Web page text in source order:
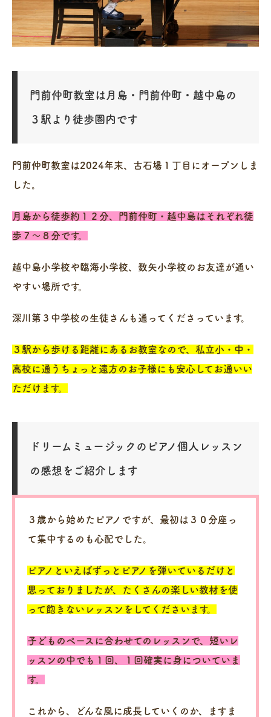
門前仲町教室は月島・門前仲町・越中島の
３駅より徒歩圏内です
門前仲町教室は2024年末、古石場１丁目にオープンしま
した。
月島から徒歩約１２分、門前仲町・越中島はそれぞれ徒
歩７～８分です。
越中島小学校や臨海小学校、数矢小学校のお友達が通い
やすい場所です。
深川第３中学校の生徒さんも通ってくださっています。
３駅から歩ける距離にあるお教室なので、私立小・中・
高校に通うちょっと遠方のお子様にも安心してお通いい
ただけます。
ドリームミュージックのピアノ個人レッスン
の感想をご紹介します
３歳から始めたピアノですが、最初は３０分座っ
て集中するのも心配でした。
ピアノといえばずっとピアノを弾いているだけと
思っておりましたが、たくさんの楽しい教材を使
って飽きないレッスンをしてくださいます。
子どものペースに合わせてのレッスンで、短いレ
ッスンの中でも１回、１回確実に身についていま
す。
これから、どんな風に成長していくのか、ますま